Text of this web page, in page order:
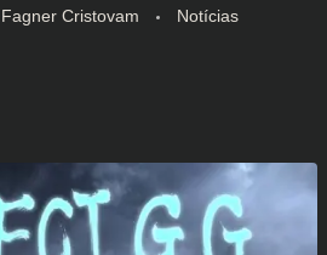
Fagner Cristovam Notícias